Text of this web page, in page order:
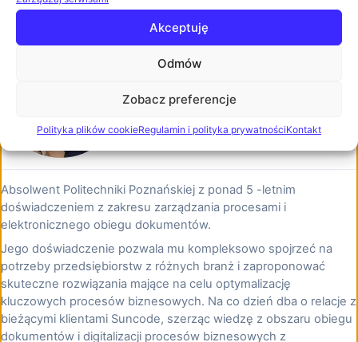
Akceptuję
Odmów
Zobacz preferencje
Polityka plików cookieRegulamin i polityka prywatnościKontakt
Szczepaniak i Wspólnicy sp.k.
Customer success manager
Absolwent Politechniki Poznańskiej z ponad 5 -letnim
doświadczeniem z zakresu zarządzania procesami i
elektronicznego obiegu dokumentów.
Jego doświadczenie pozwala mu kompleksowo spojrzeć na
potrzeby przedsiębiorstw z różnych branż i zaproponować
skuteczne rozwiązania mające na celu optymalizację
kluczowych procesów biznesowych. Na co dzień dba o relacje z
bieżącymi klientami Suncode, szerząc wiedzę z obszaru obiegu
dokumentów i digitalizacji procesów biznesowych z